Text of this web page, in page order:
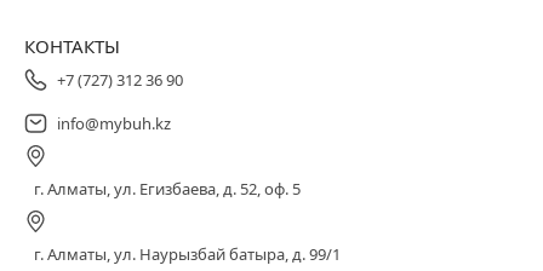
КОНТАКТЫ
+7 (727) 312 36 90
info@mybuh.kz
г. Алматы, ул. Егизбаева, д. 52, оф. 5
г. Алматы, ул. Наурызбай батыра, д. 99/1